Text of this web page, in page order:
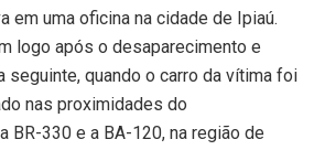
em uma oficina na cidade de Ipiaú.
logo após o desaparecimento e
seguinte, quando o carro da vítima foi
nas proximidades do
BR-330 e a BA-120, na região de